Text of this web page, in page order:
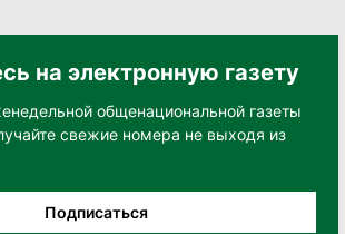
на электронную газету
общенациональной газеты
свежие номера не выходя из
Подписаться